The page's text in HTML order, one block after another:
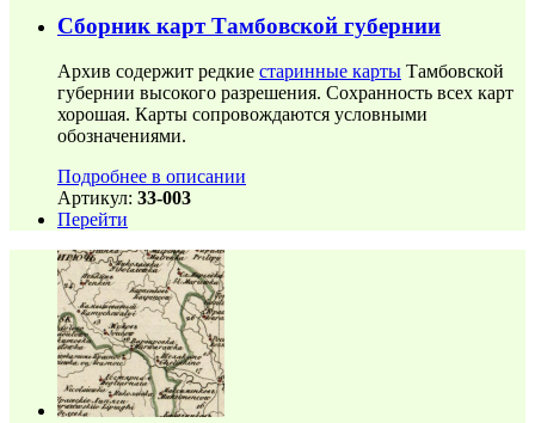
Сборник карт Тамбовской губернии
Архив содержит редкие старинные карты Тамбовской
губернии высокого разрешения. Сохранность всех карт
хорошая. Карты сопровождаются условными
обозначениями.
Подробнее в описании
Артикул: 33-003
Перейти